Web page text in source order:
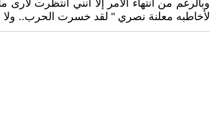
وبالرغم من انتهاء الأمر إلا أنني انتظرت
لأخاطبه معلنة نصري " لقد خسرت الحرب.. ولا